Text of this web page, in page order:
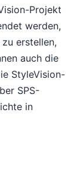
Projekt
werden,
erstellen,
auch die
StyleVision-
SPS-
in